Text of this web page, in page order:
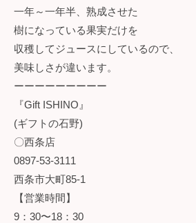
一年～一年半、熟成させた
樹になっている果実だけを
収穫してジュースにしているので、
美味しさが違います。
ーーーーーーーーー
『Gift ISHINO』
(ギフトの石野)
〇西条店
0897-53-3111
西条市大町85-1
【営業時間】
9：30〜18：30